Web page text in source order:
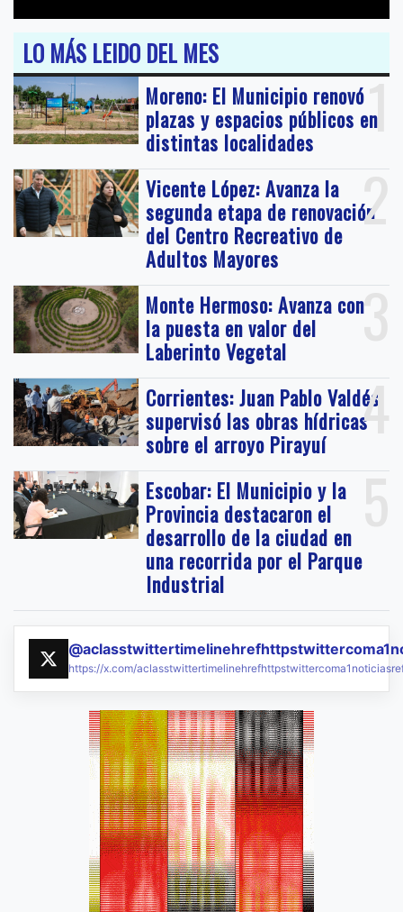
LO MÁS LEIDO DEL MES
1
Moreno: El Municipio renovó
plazas y espacios públicos en
distintas localidades
2
Vicente López: Avanza la
segunda etapa de renovación
del Centro Recreativo de
Adultos Mayores
3
Monte Hermoso: Avanza con
la puesta en valor del
Laberinto Vegetal
4
Corrientes: Juan Pablo Valdés
supervisó las obras hídricas
sobre el arroyo Pirayuí
5
Escobar: El Municipio y la
Provincia destacaron el
desarrollo de la ciudad en
una recorrida por el Parque
Industrial
https://x.com/